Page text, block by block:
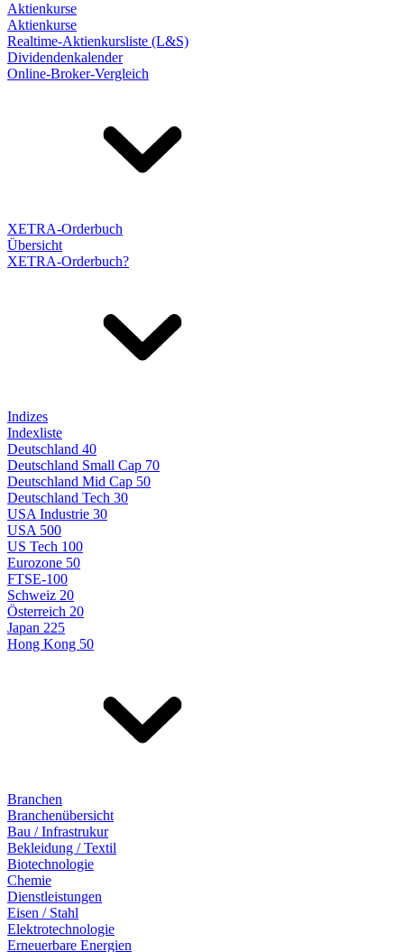
Aktienkurse
Aktienkurse
Realtime-Aktienkursliste (L&S)
Dividendenkalender
Online-Broker-Vergleich
XETRA-Orderbuch
Übersicht
XETRA-Orderbuch?
Indizes
Indexliste
Deutschland 40
Deutschland Small Cap 70
Deutschland Mid Cap 50
Deutschland Tech 30
USA Industrie 30
USA 500
US Tech 100
Eurozone 50
FTSE-100
Schweiz 20
Österreich 20
Japan 225
Hong Kong 50
Branchen
Branchenübersicht
Bau / Infrastrukur
Bekleidung / Textil
Biotechnologie
Chemie
Dienstleistungen
Eisen / Stahl
Elektrotechnologie
Erneuerbare Energien